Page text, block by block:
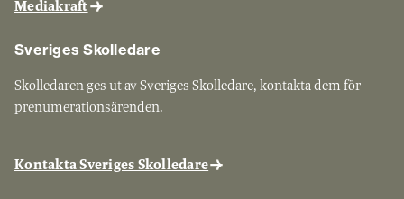
Mediakraft
Sveriges Skolledare
Skolledaren ges ut av Sveriges Skolledare, kontakta dem för
prenumerationsärenden.
Kontakta Sveriges Skolledare